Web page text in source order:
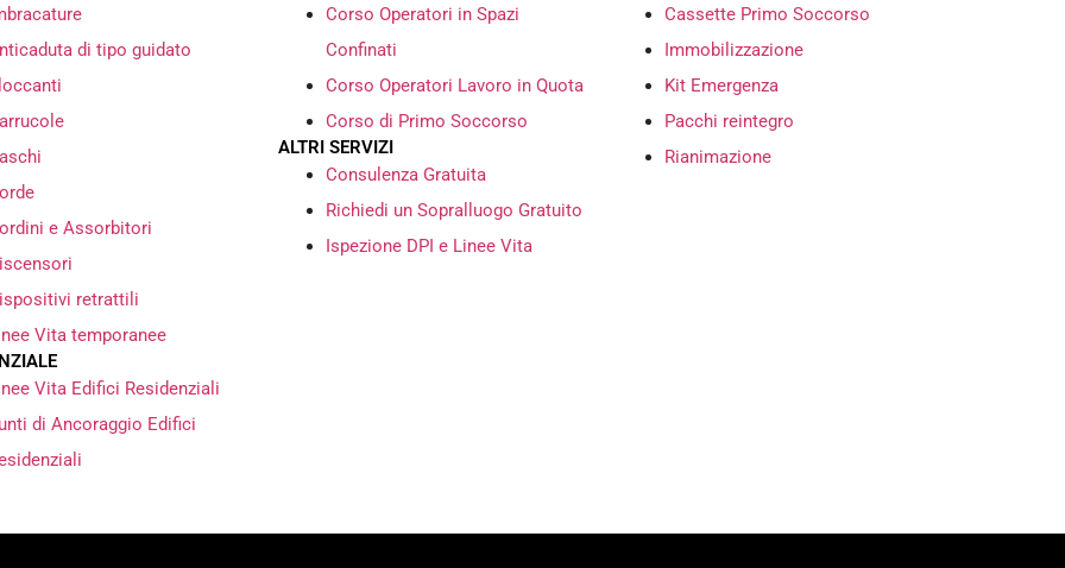
di tipo guidato
e Assorbitori
retrattili
Vita temporanee
Vita Edifici Residenziali
di Ancoraggio Edifici
Corso Operatori in Spazi
Confinati
Corso Operatori Lavoro in Quota
Corso di Primo Soccorso
ALTRI SERVIZI
Consulenza Gratuita
Richiedi un Sopralluogo Gratuito
Ispezione DPI e Linee Vita
Cassette Primo Soccorso
Immobilizzazione
Kit Emergenza
Pacchi reintegro
Rianimazione